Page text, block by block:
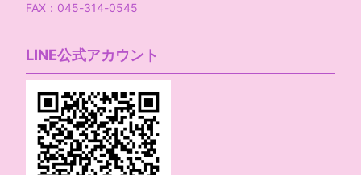
FAX：045-314-0545
LINE公式アカウント